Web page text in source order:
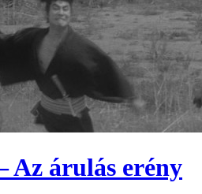
Az árulás erény